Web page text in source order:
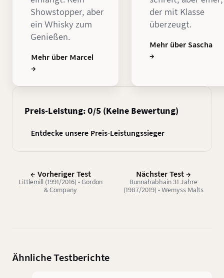
Showstopper, aber
ein Whisky zum
Genießen.
Mehr über Marcel
→
der mit Klasse
überzeugt.
Mehr über Sascha
→
Preis-Leistung: 0/5 (Keine Bewertung)
Entdecke unsere Preis-Leistungssieger
← Vorheriger Test
Littlemill (1991/2016) - Gordon
& Company
Nächster Test →
Bunnahabhain 31 Jahre
(1987/2019) - Wemyss Malts
Ähnliche Testberichte